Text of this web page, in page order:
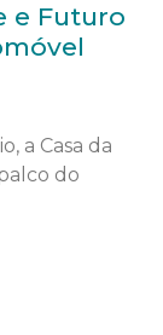
e Futuro
a Casa da
do